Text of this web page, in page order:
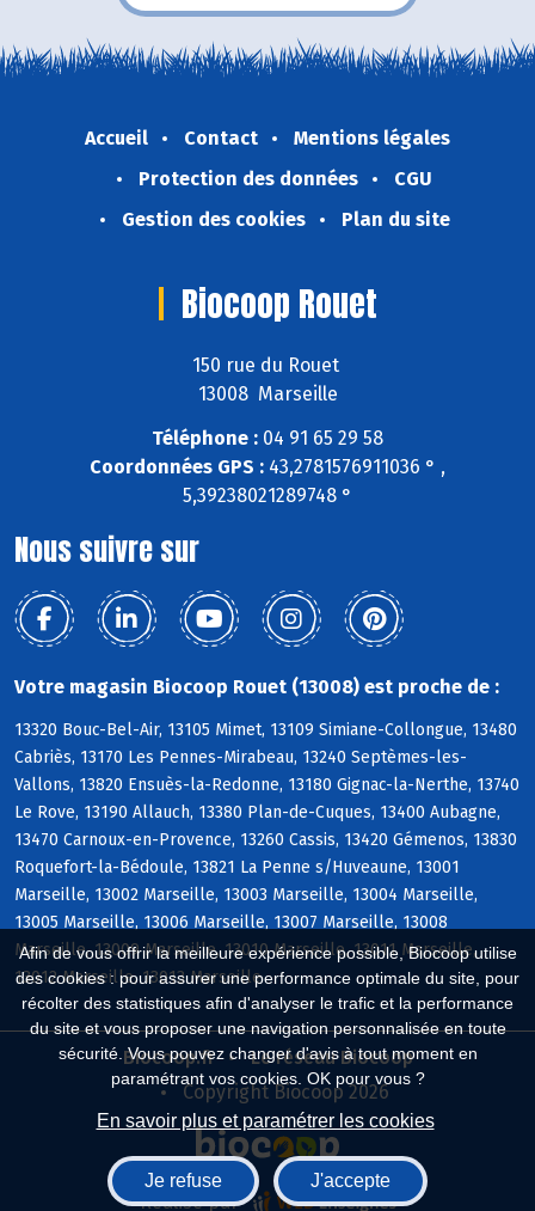
Afin de vous offrir la meilleure expérience possible, Biocoop utilise
des cookies : pour assurer une performance optimale du site, pour
récolter des statistiques afin d'analyser le trafic et la performance
du site et vous proposer une navigation personnalisée en toute
sécurité. Vous pouvez changer d'avis à tout moment en
paramétrant vos cookies. OK pour vous ?
En savoir plus et paramétrer les cookies
Je refuse J'accepte
Accueil Contact
Mentions légales
Protection des données
CGU
Gestion des cookies
Plan du site
Biocoop Rouet
150 rue du Rouet
13008 Marseille
Téléphone : 04 91 65 29 58
Coordonnées GPS : 43,2781576911036 ° ,
5,39238021289748 °
Nous suivre sur
Votre magasin Biocoop Rouet (13008) est proche de :
13320 Bouc-Bel-Air, 13105 Mimet, 13109 Simiane-Collongue, 13480
Cabriès, 13170 Les Pennes-Mirabeau, 13240 Septèmes-les-
Vallons, 13820 Ensuès-la-Redonne, 13180 Gignac-la-Nerthe, 13740
Le Rove, 13190 Allauch, 13380 Plan-de-Cuques, 13400 Aubagne,
13470 Carnoux-en-Provence, 13260 Cassis, 13420 Gémenos, 13830
Roquefort-la-Bédoule, 13821 La Penne s/Huveaune, 13001
Marseille, 13002 Marseille, 13003 Marseille, 13004 Marseille,
13005 Marseille, 13006 Marseille, 13007 Marseille, 13008
Marseille, 13009 Marseille, 13010 Marseille, 13011 Marseille,
13012 Marseille, 13013 Marseille
Biocoop.fr
Le réseau Biocoop
Copyright Biocoop 2026
Réalisé par